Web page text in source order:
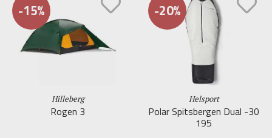
-15%
Hilleberg
Rogen 3
-20%
Helsport
Polar Spitsbergen Dual -30
195